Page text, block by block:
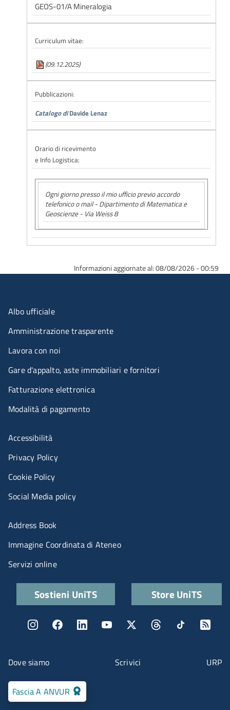
GEOS-01/A Mineralogia
Curriculum vitae:
(09.12.2025)
Pubblicazioni:
Catalogo diDavide Lenaz
Orario di ricevimento
e Info Logistica:
Ogni giorno presso il mio ufficio previo accordo
telefonico o mail - Dipartimento di Matematica e
Geoscienze - Via Weiss 8
Informazioni aggiornate al: 08/08/2026 - 00:59
Fascia A ANVUR
Menu contatti
Dove siamo Scrivici URP
Menu organizzazione
Albo ufficiale
Amministrazione trasparente
Lavora con noi
Gare d'appalto, aste immobiliari e fornitori
Fatturazione elettronica
Modalità di pagamento
Menù riferimenti
Accessibilità
Privacy Policy
Cookie Policy
Social Media policy
Menu portale
Address Book
Immagine Coordinata di Ateneo
Servizi online
Quick links
Sostieni UniTS Store UniTS
Menu social